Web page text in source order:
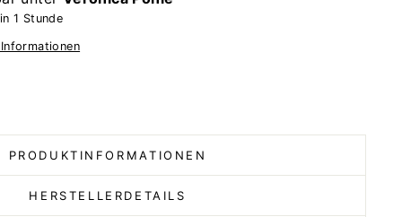
1 Stunde
PRODUKTINFORMATIONEN
HERSTELLERDETAILS